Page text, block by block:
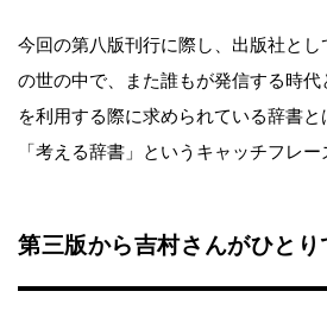
今回の第八版刊行に際し、出版社と
の世の中で、また誰もが発信する時代
を利用する際に求められている辞書と
「考える辞書」というキャッチフレー
第三版から吉村さんがひとり